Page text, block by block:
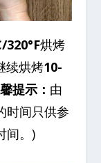
320°F烘烤
续烘烤10-
提示： 由
时间只供参
间。)